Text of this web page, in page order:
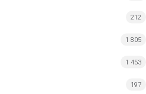
212
1 805
1 453
197